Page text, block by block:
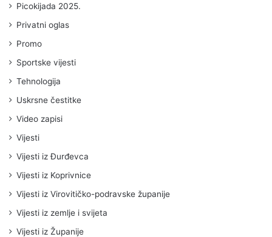
Picokijada 2025.
Privatni oglas
Promo
Sportske vijesti
Tehnologija
Uskrsne čestitke
Video zapisi
Vijesti
Vijesti iz Đurđevca
Vijesti iz Koprivnice
Vijesti iz Virovitičko-podravske županije
Vijesti iz zemlje i svijeta
Vijesti iz Županije